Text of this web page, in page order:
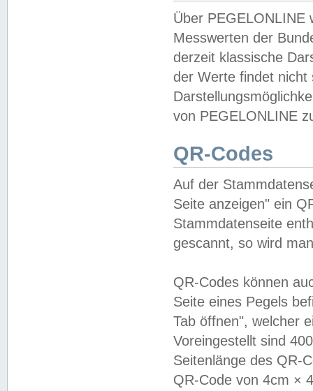
Über PEGELONLINE
Messwerten der
derzeit klassische
der Werte findet
von PEGELONLINE
QR-Codes
Auf der
Seite anzeigen" ein
Stammdatenseite
gescannt, so wird
QR-Codes können
Seite eines Pegels
Tab öffnen", welcher
Voreingestellt sind
Seitenlänge des QR-
QR-Code von 4cm ×